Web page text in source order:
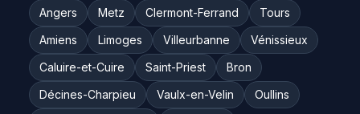
Angers
Metz Clermont-Ferrand
Tours
Amiens
Limoges Villeurbanne
Vénissieux
Caluire-et-Cuire
Saint-Priest
Bron
Décines-Charpieu
Vaulx-en-Velin
Oullins